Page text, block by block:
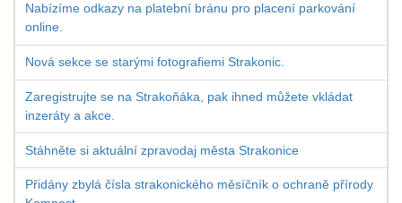
Nabízíme odkazy na platební bránu pro placení parkování
online.
Nová sekce se starými fotografiemi Strakonic.
Zaregistrujte se na Strakoňáka, pak ihned můžete vkládat
inzeráty a akce.
Stáhněte si aktuální zpravodaj města Strakonice
Přidány zbylá čísla strakonického měsíčník o ochraně přírody